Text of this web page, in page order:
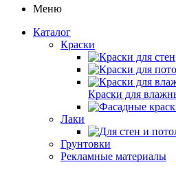
Меню
Каталог
Краски
Краски для
Лаки
Грунтовки
Рекламные материалы